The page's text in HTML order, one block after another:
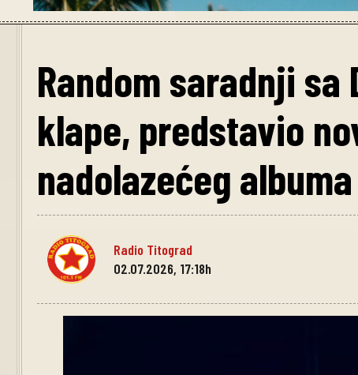
Random saradnji sa
klape, predstavio
nadolazećeg
Radio Titograd
02.07.2026, 17:18h